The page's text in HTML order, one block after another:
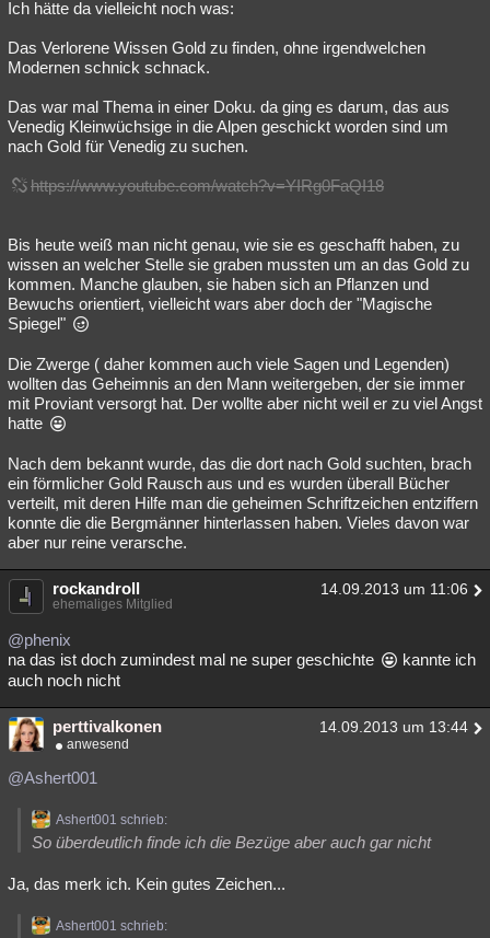
Ich hätte da vielleicht noch was:
Das Verlorene Wissen Gold zu finden, ohne irgendwelchen
Modernen schnick schnack.
Das war mal Thema in einer Doku. da ging es darum, das aus
Venedig Kleinwüchsige in die Alpen geschickt worden sind um
nach Gold für Venedig zu suchen.
https://www.youtube.com/watch?v=YIRg0FaQI18
Bis heute weiß man nicht genau, wie sie es geschafft haben, zu
wissen an welcher Stelle sie graben mussten um an das Gold zu
kommen. Manche glauben, sie haben sich an Pflanzen und
Bewuchs orientiert, vielleicht wars aber doch der "Magische
Spiegel"
Die Zwerge ( daher kommen auch viele Sagen und Legenden)
wollten das Geheimnis an den Mann weitergeben, der sie immer
mit Proviant versorgt hat. Der wollte aber nicht weil er zu viel Angst
hatte
Nach dem bekannt wurde, das die dort nach Gold suchten, brach
ein förmlicher Gold Rausch aus und es wurden überall Bücher
verteilt, mit deren Hilfe man die geheimen Schriftzeichen entziffern
konnte die die Bergmänner hinterlassen haben. Vieles davon war
aber nur reine verarsche.
rockandroll 14.09.2013 um 11:06
ehemaliges Mitglied
@phenix
na das ist doch zumindest mal ne super geschichte
kannte ich
auch noch nicht
perttivalkonen 14.09.2013 um 13:44
anwesend
@Ashert001
Ashert001 schrieb:
So überdeutlich finde ich die Bezüge aber auch gar nicht
Ja, das merk ich. Kein gutes Zeichen...
Ashert001 schrieb: